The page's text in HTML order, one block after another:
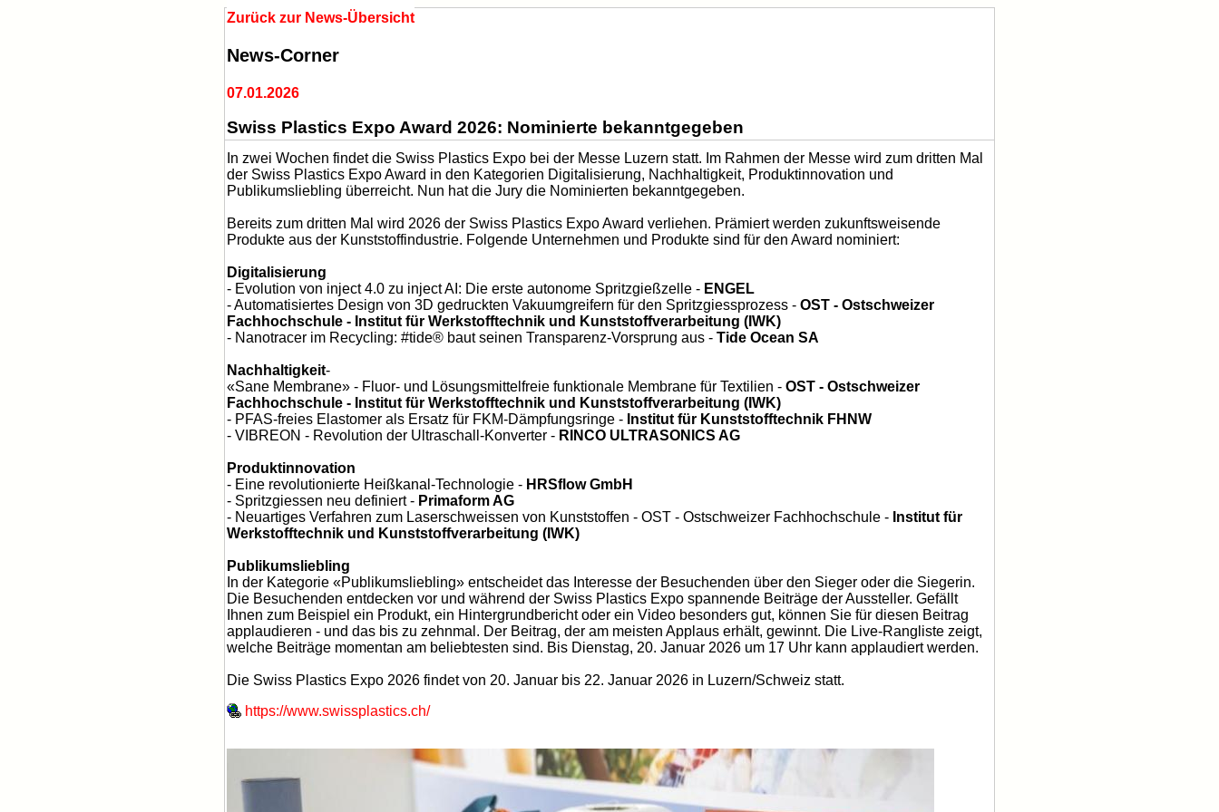
Zurück zur News-Übersicht
News-Corner
07.01.2026
Swiss Plastics Expo Award 2026: Nominierte bekanntgegeben
In zwei Wochen findet die Swiss Plastics Expo bei der Messe Luzern statt. Im Rahmen der Messe wird zum dritten Mal
der Swiss Plastics Expo Award in den Kategorien Digitalisierung, Nachhaltigkeit, Produktinnovation und
Publikumsliebling überreicht. Nun hat die Jury die Nominierten bekanntgegeben.
Bereits zum dritten Mal wird 2026 der Swiss Plastics Expo Award verliehen. Prämiert werden zukunftsweisende
Produkte aus der Kunststoffindustrie. Folgende Unternehmen und Produkte sind für den Award nominiert:
Digitalisierung
- Evolution von inject 4.0 zu inject AI: Die erste autonome Spritzgießzelle - ENGEL
- Automatisiertes Design von 3D gedruckten Vakuumgreifern für den Spritzgiessprozess - OST - Ostschweizer
Fachhochschule - Institut für Werkstofftechnik und Kunststoffverarbeitung (IWK)
- Nanotracer im Recycling: #tide® baut seinen Transparenz-Vorsprung aus - Tide Ocean SA
Nachhaltigkeit-
«Sane Membrane» - Fluor- und Lösungsmittelfreie funktionale Membrane für Textilien - OST - Ostschweizer
Fachhochschule - Institut für Werkstofftechnik und Kunststoffverarbeitung (IWK)
- PFAS-freies Elastomer als Ersatz für FKM-Dämpfungsringe - Institut für Kunststofftechnik FHNW
- VIBREON - Revolution der Ultraschall-Konverter - RINCO ULTRASONICS AG
Produktinnovation
- Eine revolutionierte Heißkanal-Technologie - HRSflow GmbH
- Spritzgiessen neu definiert - Primaform AG
- Neuartiges Verfahren zum Laserschweissen von Kunststoffen - OST - Ostschweizer Fachhochschule - Institut für
Werkstofftechnik und Kunststoffverarbeitung (IWK)
Publikumsliebling
In der Kategorie «Publikumsliebling» entscheidet das Interesse der Besuchenden über den Sieger oder die Siegerin.
Die Besuchenden entdecken vor und während der Swiss Plastics Expo spannende Beiträge der Aussteller. Gefällt
Ihnen zum Beispiel ein Produkt, ein Hintergrundbericht oder ein Video besonders gut, können Sie für diesen Beitrag
applaudieren - und das bis zu zehnmal. Der Beitrag, der am meisten Applaus erhält, gewinnt. Die Live-Rangliste zeigt,
welche Beiträge momentan am beliebtesten sind. Bis Dienstag, 20. Januar 2026 um 17 Uhr kann applaudiert werden.
Die Swiss Plastics Expo 2026 findet von 20. Januar bis 22. Januar 2026 in Luzern/Schweiz statt.
https://www.swissplastics.ch/